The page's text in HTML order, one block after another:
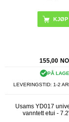
155,00
PÅ
LEVERINGSTID: 1-2
Usams YD017
vanntett etui -